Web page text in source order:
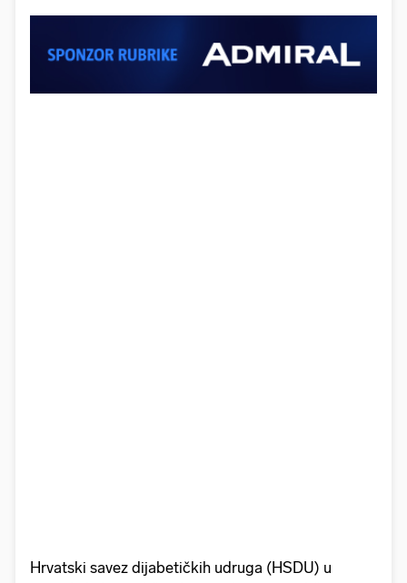
Hrvatski savez dijabetičkih udruga (HSDU) u